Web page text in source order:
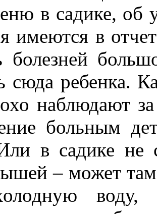
в садике, об
имеются в
болезней
сюда ребенка.
наблюдают
больным
в садике не
– может
воду,